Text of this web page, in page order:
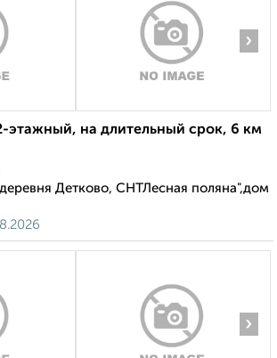
›
этажный, на длительный срок, 6 км
Детково, СНТЛесная поляна",дом
›